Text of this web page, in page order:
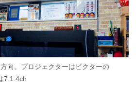
向。プロジェクターはビクターの
7.1.4ch